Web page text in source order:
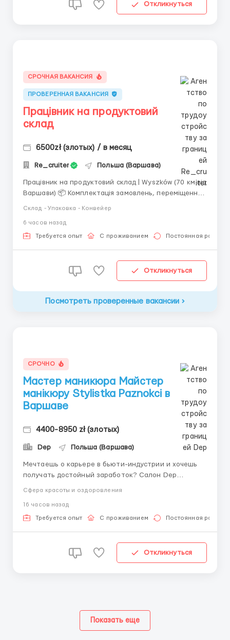
Откликнуться
СРОЧНАЯ ВАКАНСИЯ
ПРОВЕРЕННАЯ ВАКАНСИЯ
Працівник на продуктовий
склад
6500zł (злотых) / в месяц
Re_cruiter Польша (Варшава)
Працівник на продуктовий склад | Wyszków (70 км від
Варшави) 📦 Комплектація замовлень, переміщення
2 тижні — 24 зл/год нетто, далі — акордна система
оплати (можливий заробіто...
Склад - Упаковка - Конвейер
6 часов назад
Требуется опыт С проживанием Постоянная работа
Откликнуться
Посмотреть проверенные вакансии
СРОЧНО
Мастер маникюра Майстер
манікюру Stylistka Paznokci в
Варшаве
4400-8950 zł (злотых)
Dep Польша (Варшава)
Мечтаешь о карьере в бьюти-индустрии и хочешь
получать достойный заработок? Салон Dep
клиенток и всегда рады новым талантам. Благодаря
большой базе постоянных клиентов и плотной
Сфера красоты и оздоровления
16 часов назад
Требуется опыт С проживанием Постоянная работа
Откликнуться
Показать еще